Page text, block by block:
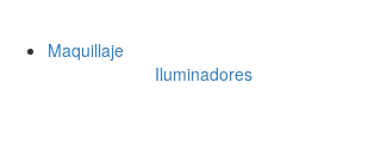
Maquillaje
Iluminadores